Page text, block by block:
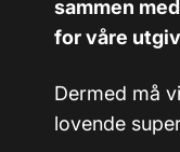
sammen
for våre
Dermed må
lovende